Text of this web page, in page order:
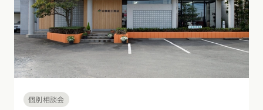
選べる仕様
コストパフォーマンス
アフターサポート
甲信越・北陸エリア
新潟県富山県石川県福井県山梨県長野県
東海エリア
愛知県岐阜県
2階建て
狭小住宅
二世帯住宅
フォトギャラリー
動画で学ぶ注文住宅
家づくりのお勉強
ルームツアー
家づくりコラム
家づくりコラム一覧
注文住宅の基礎知識
設備・性能
エリア別注文住宅
北海道・東北エリア
個別相談会